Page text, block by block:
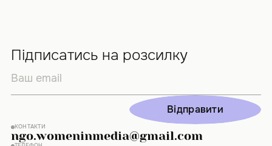
Підписатись на розсилку
Відправити
Відправити
КОНТАКТИ
ngo.womeninmedia@gmail.com